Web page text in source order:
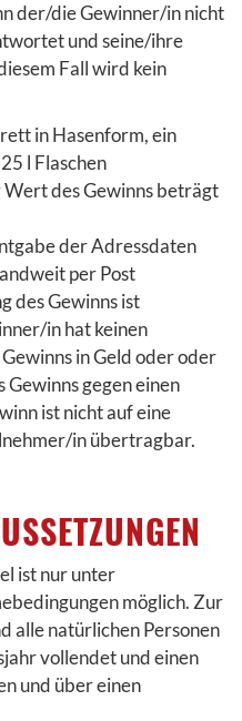
der/die Gewinner/in nicht
und seine/ihre
Fall wird kein
in Hasenform, ein
l Flaschen
des Gewinns beträgt
der Adressdaten
per Post
des Gewinns ist
in hat keinen
in Geld oder oder
Gewinns gegen einen
ist nicht auf eine
in übertragbar.
ist nur unter
möglich. Zur
alle natürlichen Personen
vollendet und einen
und über einen